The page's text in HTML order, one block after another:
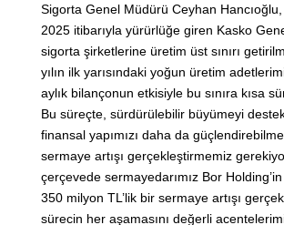
Sigorta Genel Müdürü Ceyhan Hancıoğlu,
2025 itibarıyla yürürlüğe giren Kasko
sigorta şirketlerine üretim üst sınırı
yılın ilk yarısındaki yoğun üretim
aylık bilançonun etkisiyle bu sınıra kısa
Bu süreçte, sürdürülebilir büyümeyi
finansal yapımızı daha da
sermaye artışı gerçekleştirmemiz
çerçevede sermayedarımız Bor Holding’in
350 milyon TL’lik bir sermaye artışı
sürecin her aşamasını değerli